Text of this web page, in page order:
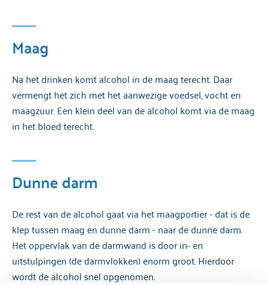
Maag
Na het drinken komt alcohol in de maag terecht. Daar
vermengt het zich met het aanwezige voedsel, vocht en
maagzuur. Een klein deel van de alcohol komt via de maag
in het bloed terecht.
Dunne darm
De rest van de alcohol gaat via het maagportier - dat is de
klep tussen maag en dunne darm - naar de dunne darm.
Het oppervlak van de darmwand is door in- en
uitstulpingen (de darmvlokken) enorm groot. Hierdoor
wordt de alcohol snel opgenomen.